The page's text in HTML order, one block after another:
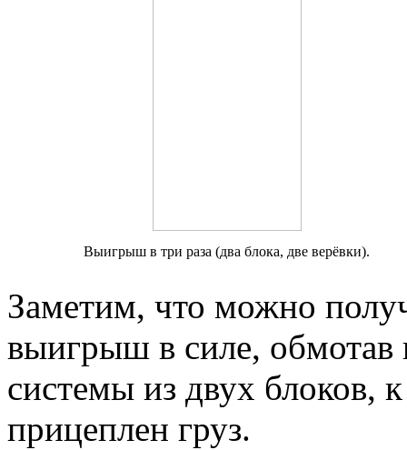
Выигрыш в три раза (два блока, две верёвки).
Заметим, что можно
выигрыш в силе, обмотав
системы из двух блоков,
прицеплен груз.